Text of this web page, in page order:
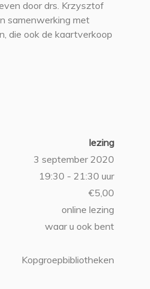
lezing
3 september 2020
19:30 - 21:30 uur
€5,00
online lezing
waar u ook bent
Kopgroepbibliotheken
door drs. Krzysztof
samenwerking met
die ook de kaartverkoop